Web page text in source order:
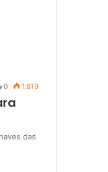
0 1.819
das